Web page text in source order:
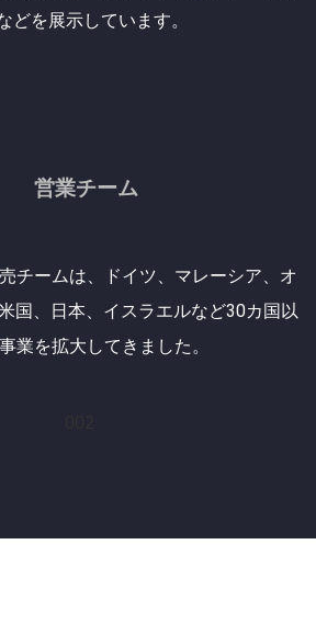
どを展示しています。
営業チーム
チームは、ドイツ、マレーシア、オ
国、日本、イスラエルなど30カ国以
業を拡大してきました。